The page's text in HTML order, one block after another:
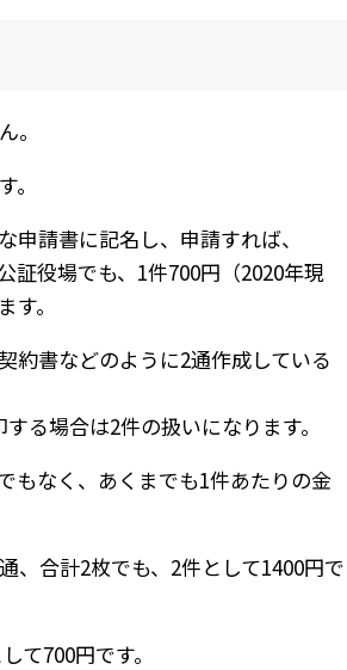
。
申請書に記名し、申請すれば、
証役場でも、1件700円（2020年現
。
約書などのように2通作成している
る場合は2件の扱いになります。
もなく、あくまでも1件あたりの金
、合計2枚でも、2件として1400円で
て700円です。